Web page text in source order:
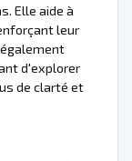
Elle aide à
leur
d'explorer
de clarté et